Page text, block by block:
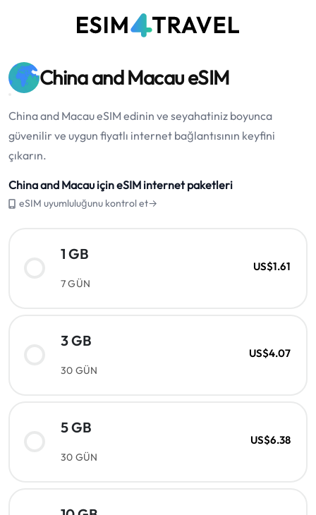
China and Macau eSIM
China and Macau eSIM edinin ve seyahatiniz boyunca
güvenilir ve uygun fiyatlı internet bağlantısının keyfini
çıkarın.
China and Macau için eSIM internet paketleri
eSIM uyumluluğunu kontrol et→
1 GB
7 GÜN
US$1.61
3 GB
30 GÜN
US$4.07
5 GB
30 GÜN
US$6.38